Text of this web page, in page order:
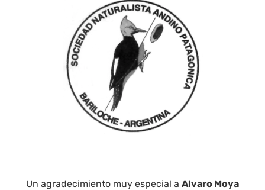
Un agradecimiento muy especial a Alvaro Moya